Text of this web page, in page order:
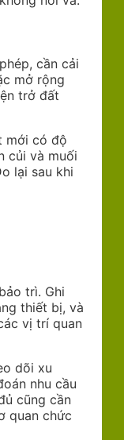
cần cải
mở rộng
trở đất
mới có độ
củi và muối
lại sau khi
trì. Ghi
thiết bị, và
vị trí quan
dõi xu
nhu cầu
cũng cần
quan chức